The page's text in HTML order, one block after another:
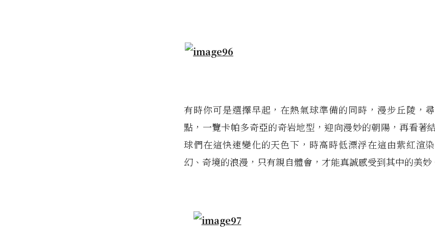
有時你可是選擇早起，在熱氣球準備的同時，漫步丘陵，
點，一覽卡帕多奇亞的奇岩地型，迎向漫妙的朝陽，再看著
球們在這快速變化的天色下，時高時低漂浮在這由紫紅渲
幻、奇境的浪漫，只有親自體會，才能真誠感受到其中的美妙